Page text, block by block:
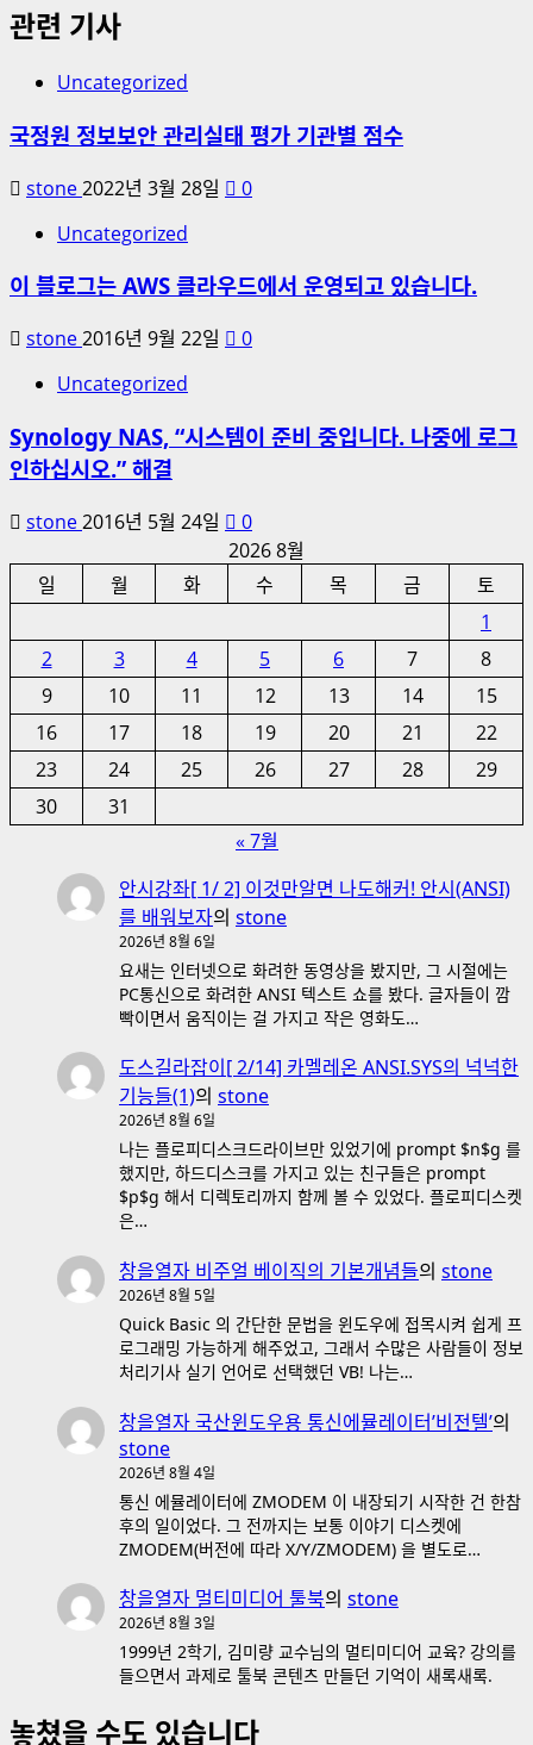
관련 기사
Uncategorized
국정원 정보보안 관리실태 평가 기관별 점수
stone2022년 3월 28일
0
Uncategorized
이 블로그는 AWS 클라우드에서 운영되고 있습니다.
stone2016년 9월 22일
0
Uncategorized
Synology NAS, “시스템이 준비 중입니다. 나중에 로그
인하십시오.” 해결
stone2016년 5월 24일
0
2026 8월
일
월 화 수 목 금
토
1
2
3 4 5 6 7
8
9
10 11 12 13 14
15
16
17 18 19 20 21
22
23
24 25 26 27 28
29
30
31
« 7월
안시강좌[ 1/ 2] 이것만알면 나도해커! 안시(ANSI)
를 배워보자의 stone
2026년 8월 6일
요새는 인터넷으로 화려한 동영상을 봤지만, 그 시절에는
PC통신으로 화려한 ANSI 텍스트 쇼를 봤다. 글자들이 깜
빡이면서 움직이는 걸 가지고 작은 영화도…
도스길라잡이[ 2/14] 카멜레온 ANSI.SYS의 넉넉한
기능들(1)의 stone
2026년 8월 6일
나는 플로피디스크드라이브만 있었기에 prompt $n$g 를
했지만, 하드디스크를 가지고 있는 친구들은 prompt
$p$g 해서 디렉토리까지 함께 볼 수 있었다. 플로피디스켓
은…
창을열자 비주얼 베이직의 기본개념들의 stone
2026년 8월 5일
Quick Basic 의 간단한 문법을 윈도우에 접목시켜 쉽게 프
로그래밍 가능하게 해주었고, 그래서 수많은 사람들이 정보
처리기사 실기 언어로 선택했던 VB! 나는…
창을열자 국산윈도우용 통신에뮬레이터’비전텔’의
stone
2026년 8월 4일
통신 에뮬레이터에 ZMODEM 이 내장되기 시작한 건 한참
후의 일이었다. 그 전까지는 보통 이야기 디스켓에
ZMODEM(버전에 따라 X/Y/ZMODEM) 을 별도로…
창을열자 멀티미디어 툴북의 stone
2026년 8월 3일
1999년 2학기, 김미량 교수님의 멀티미디어 교육? 강의를
들으면서 과제로 툴북 콘텐츠 만들던 기억이 새록새록.
놓쳤을 수도 있습니다